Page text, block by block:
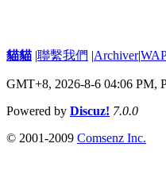
貓貓 |聯繫我們 |Archiver|
GMT+8, 2026-8-6 04:06 PM,
Powered by Discuz! 7.0.0
© 2001-2009 Comsenz Inc.